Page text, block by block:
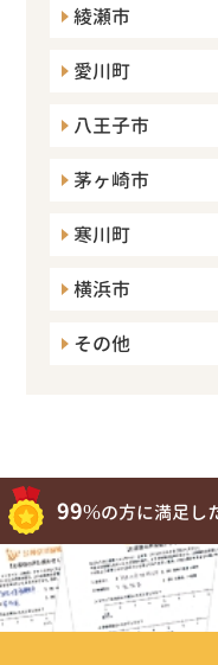
綾瀬市
愛川町
八王子市
茅ヶ崎市
寒川町
横浜市
その他
99%の方に満足し